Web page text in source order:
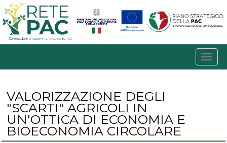
VALORIZZAZIONE DEGLI
"SCARTI" AGRICOLI IN
UN'OTTICA DI ECONOMIA E
BIOECONOMIA CIRCOLARE